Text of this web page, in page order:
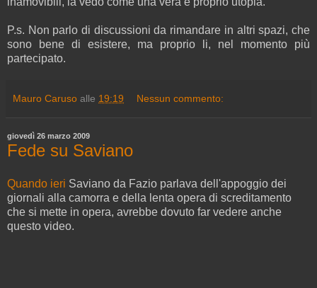
P.s. Non parlo di discussioni da rimandare in altri spazi, che
sono bene di esistere, ma proprio li, nel momento più
partecipato.
Mauro Caruso alle 19:19 Nessun commento:
giovedì 26 marzo 2009
Fede su Saviano
Quando ieri Saviano da Fazio parlava dell'appoggio dei
giornali alla camorra e della lenta opera di screditamento
che si mette in opera, avrebbe dovuto far vedere anche
questo video.